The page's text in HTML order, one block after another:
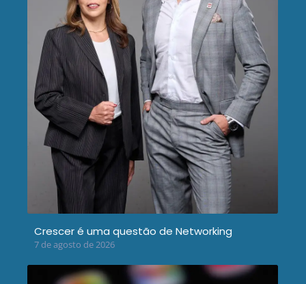
Crescer é uma questão de Networking
7 de agosto de 2026